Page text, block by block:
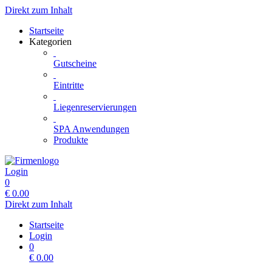
Direkt zum Inhalt
Startseite
Kategorien
Gutscheine
Eintritte
Liegenreservierungen
SPA Anwendungen
Produkte
Login
0
€ 0.00
Direkt zum Inhalt
Startseite
Login
0
€ 0.00